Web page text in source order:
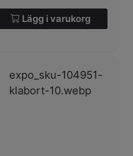
Lägg i varukorg